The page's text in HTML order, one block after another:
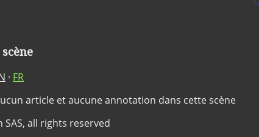
· FR
article et aucune annotation dans cette scène
all rights reserved